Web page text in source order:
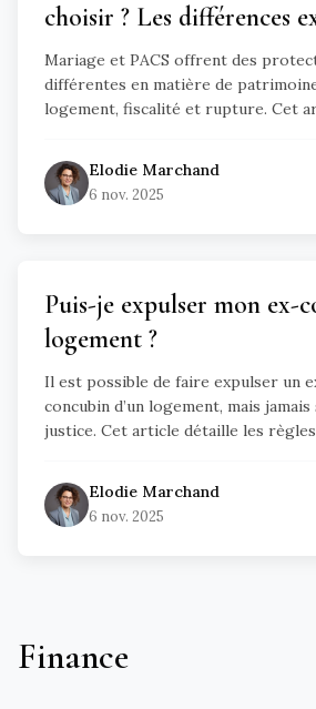
choisir ? Les différences
simplement
Mariage et PACS offrent des
différentes en matière de
logement, fiscalité et rupture. Cet
cadre le plus adapté à votre couple
Elodie Marchand
6 nov. 2025
Puis-je expulser mon ex-
logement ?
Il est possible de faire expulser un
concubin d’un logement, mais
justice. Cet article détaille les
procédure, le rôle du juge, de
d’urgence en cas de violence.
Elodie Marchand
6 nov. 2025
Finance